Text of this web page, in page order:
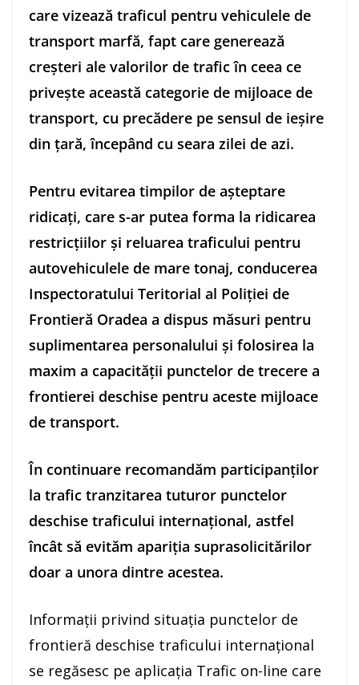
care vizează traficul pentru vehiculele de
transport marfă, fapt care generează
creșteri ale valorilor de trafic în ceea ce
privește această categorie de mijloace de
transport, cu precădere pe sensul de ieșire
din țară, începând cu seara zilei de azi.
Pentru evitarea timpilor de așteptare
ridicați, care s-ar putea forma la ridicarea
restricțiilor și reluarea traficului pentru
autovehiculele de mare tonaj, conducerea
Inspectoratului Teritorial al Poliţiei de
Frontieră Oradea a dispus măsuri pentru
suplimentarea personalului şi folosirea la
maxim a capacităţii punctelor de trecere a
frontierei deschise pentru aceste mijloace
de transport.
În continuare recomandăm participanţilor
la trafic tranzitarea tuturor punctelor
deschise traficului internaţional, astfel
încât să evităm apariţia suprasolicitărilor
doar a unora dintre acestea.
Informaţii privind situaţia punctelor de
frontieră deschise traficului internaţional
se regăsesc pe aplicaţia Trafic on-line care